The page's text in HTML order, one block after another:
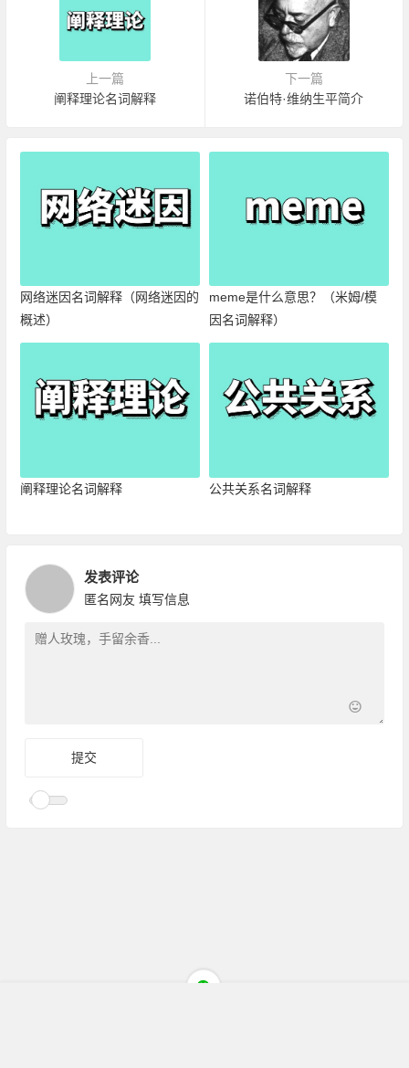
上一篇
阐释理论名词解释
下一篇
诺伯特·维纳生平简介
网络迷因名词解释（网络迷因的
概述）
meme是什么意思？（米姆/模
因名词解释）
阐释理论名词解释 公共关系名词解释
发表评论
匿名网友 填写信息